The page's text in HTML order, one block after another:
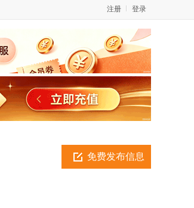
登录
注册
免费发布信息